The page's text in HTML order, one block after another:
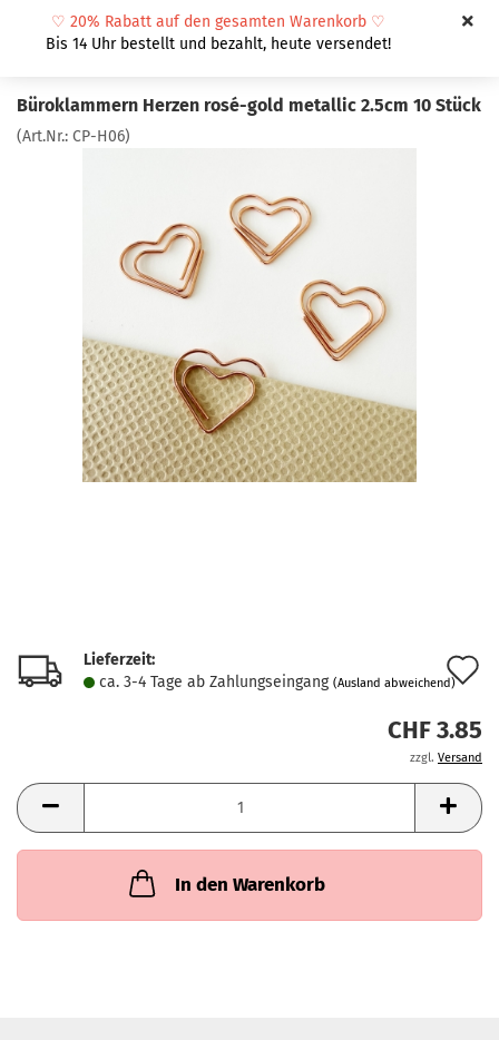
♡ 20% Rabatt auf den gesamten Warenkorb ♡
Bis 14 Uhr bestellt und bezahlt, heute versendet!
Büroklammern Herzen rosé-gold metallic 2.5cm 10 Stück
(Art.Nr.: CP-H06)
Lieferzeit:
ca. 3-4 Tage ab Zahlungseingang (Ausland abweichend)
CHF 3.85
zzgl. Versand
In den Warenkorb